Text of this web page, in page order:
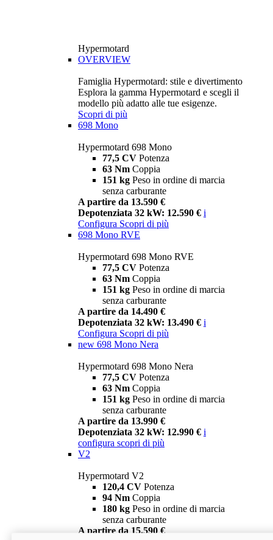
Hypermotard
OVERVIEW
Famiglia Hypermotard: stile e divertimento
Esplora la gamma Hypermotard e scegli il
modello più adatto alle tue esigenze.
Scopri di più
698 Mono
Hypermotard 698 Mono
77,5 CV Potenza
63 Nm Coppia
151 kg Peso in ordine di marcia
senza carburante
A partire da 13.590 €
Depotenziata 32 kW: 12.590 € i
Configura Scopri di più
698 Mono RVE
Hypermotard 698 Mono RVE
77,5 CV Potenza
63 Nm Coppia
151 kg Peso in ordine di marcia
senza carburante
A partire da 14.490 €
Depotenziata 32 kW: 13.490 € i
Configura Scopri di più
new 698 Mono Nera
Hypermotard 698 Mono Nera
77,5 CV Potenza
63 Nm Coppia
151 kg Peso in ordine di marcia
senza carburante
A partire da 13.990 €
Depotenziata 32 kW: 12.990 € i
configura scopri di più
V2
Hypermotard V2
120,4 CV Potenza
94 Nm Coppia
180 kg Peso in ordine di marcia
senza carburante
A partire da 15.590 €